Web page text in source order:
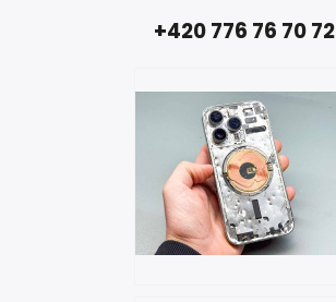
+420 776 76 70 72